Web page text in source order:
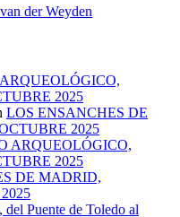
der Weyden
2025
LOS ENSANCHES DE
2025
ARQUEOLÓGICO,
2025
DE MADRID,
Puente de Toledo al